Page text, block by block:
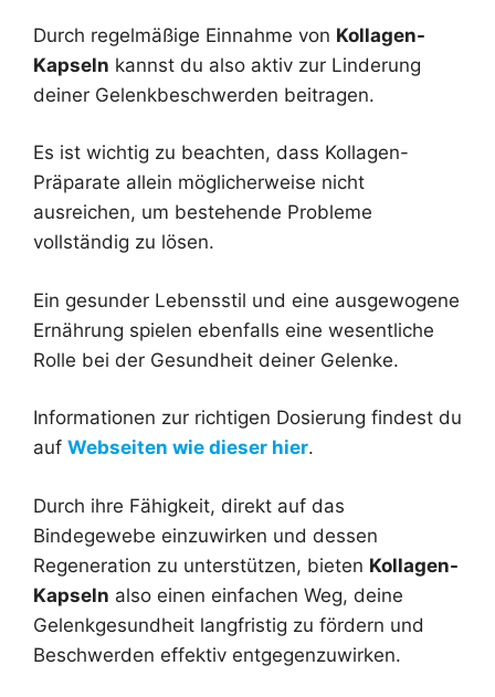
Durch regelmäßige Einnahme von Kollagen-
Kapseln kannst du also aktiv zur Linderung
deiner Gelenkbeschwerden beitragen.
Es ist wichtig zu beachten, dass Kollagen-
Präparate allein möglicherweise nicht
ausreichen, um bestehende Probleme
vollständig zu lösen.
Ein gesunder Lebensstil und eine ausgewogene
Ernährung spielen ebenfalls eine wesentliche
Rolle bei der Gesundheit deiner Gelenke.
Informationen zur richtigen Dosierung findest du
auf Webseiten wie dieser hier.
Durch ihre Fähigkeit, direkt auf das
Bindegewebe einzuwirken und dessen
Regeneration zu unterstützen, bieten Kollagen-
Kapseln also einen einfachen Weg, deine
Gelenkgesundheit langfristig zu fördern und
Beschwerden effektiv entgegenzuwirken.